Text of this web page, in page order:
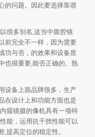
的问题。因此要选择靠谱
多别名,这当中腹腔镜
前完全不一样，因为需要
功与否，的效果和设备质
也很重要,能否正确的、熟
备上面品牌很多，生产
在设计上和功能方面也是
窥镜摄的像机具有一项特
能，运用抗干扰性能可以
提高定位的稳定性。